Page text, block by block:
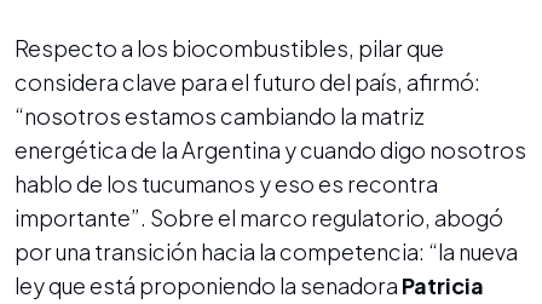
Respecto a los biocombustibles, pilar que
considera clave para el futuro del país, afirmó:
“nosotros estamos cambiando la matriz
energética de la Argentina y cuando digo nosotros
hablo de los tucumanos y eso es recontra
importante”. Sobre el marco regulatorio, abogó
por una transición hacia la competencia: “la nueva
ley que está proponiendo la senadora Patricia